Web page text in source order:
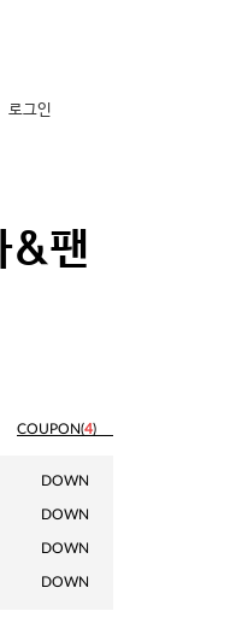
로그인
&팬
COUPON(4)
DOWN
DOWN
DOWN
DOWN